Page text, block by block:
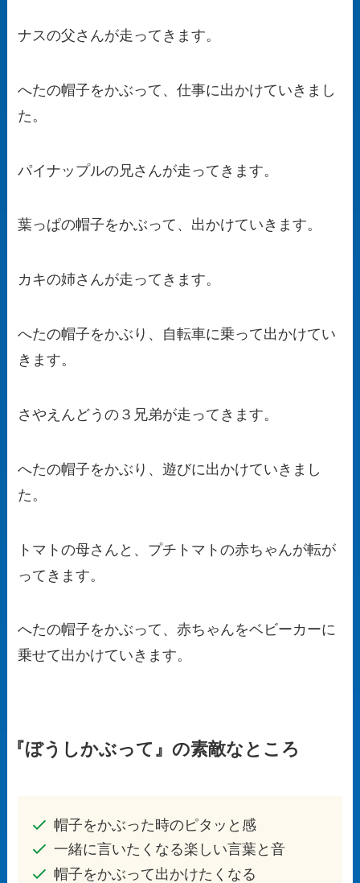
ナスの父さんが走ってきます。
へたの帽子をかぶって、仕事に出かけていきまし
た。
パイナップルの兄さんが走ってきます。
葉っぱの帽子をかぶって、出かけていきます。
カキの姉さんが走ってきます。
へたの帽子をかぶり、自転車に乗って出かけてい
きます。
さやえんどうの３兄弟が走ってきます。
へたの帽子をかぶり、遊びに出かけていきまし
た。
トマトの母さんと、プチトマトの赤ちゃんが転が
ってきます。
へたの帽子をかぶって、赤ちゃんをベビーカーに
乗せて出かけていきます。
『ぼうしかぶって』の素敵なところ
帽子をかぶった時のピタッと感
一緒に言いたくなる楽しい言葉と音
帽子をかぶって出かけたくなる